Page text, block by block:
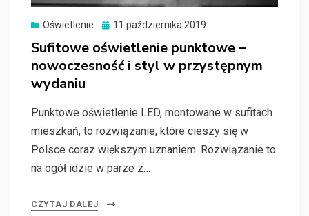
Oświetlenie
Posted
on
11 października 2019
Sufitowe oświetlenie punktowe –
nowoczesność i styl w przystępnym
wydaniu
Punktowe oświetlenie LED, montowane w sufitach
mieszkań, to rozwiązanie, które cieszy się w
Polsce coraz większym uznaniem. Rozwiązanie to
na ogół idzie w parze z…
CZYTAJ DALEJ